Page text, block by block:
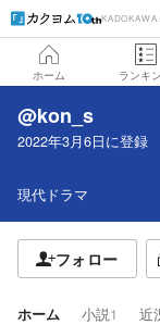
KADOKAWA
ホーム ランキ
@kon_s
2022年3月6日に登録
現代ドラマ
フォロー
ホーム 小説1 近